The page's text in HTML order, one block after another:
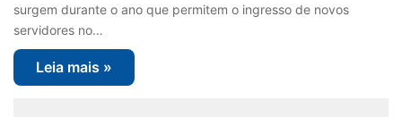
surgem durante o ano que permitem o ingresso de novos
servidores no…
Leia mais »